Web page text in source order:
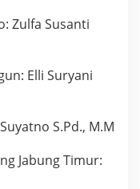
Zulfa Susanti
Elli Suryani
S.Pd., M.M
Jabung Timur: